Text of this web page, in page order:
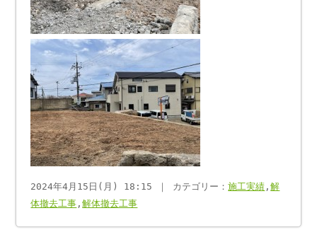
2024年4月15日(月) 18:15 ｜ カテゴリー：施工実績 ,解
体撤去工事 ,解体撤去工事